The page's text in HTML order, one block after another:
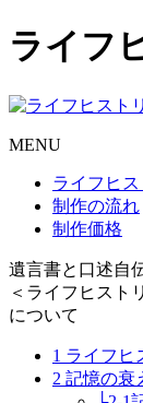
ライフ
MENU
ライフヒ
制作の流れ
制作価格
遺言書と口述自
＜ライフヒスト
について
1 ライフヒ
2 記憶の衰